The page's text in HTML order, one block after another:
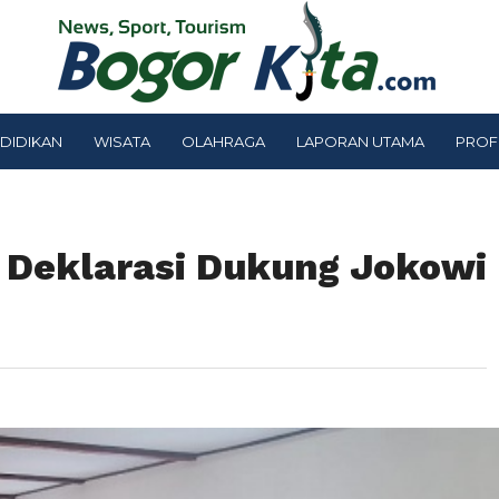
WISATA OLAHRAGA LAPORAN UTAMA
Dukung Jokowi